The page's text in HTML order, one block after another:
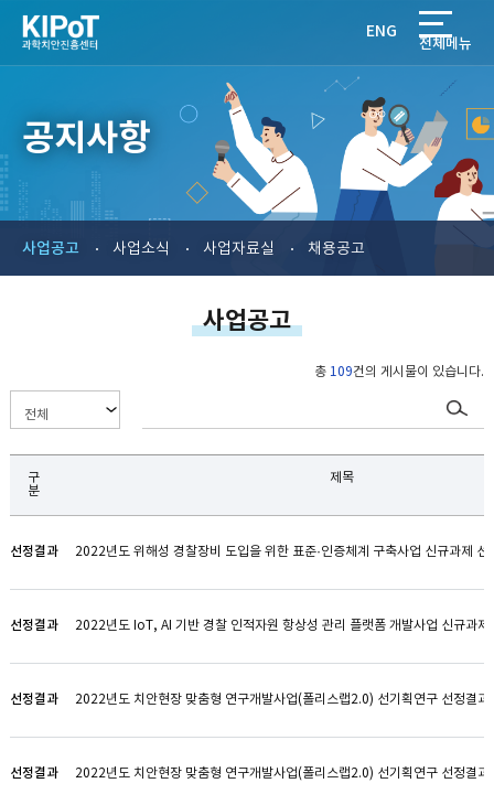
ENG
전체메뉴
공지사항
사업공고 사업소식 사업자료실 채용공고
사업공고
총109건의 게시물이 있습니다.
구
분
제목
선정결과
선정결과
선정결과 2022년도 치안현장 맞춤형 연구개발사업(폴리스랩2.0) 선기획연구 선정결과
선정결과 2022년도 치안현장 맞춤형 연구개발사업(폴리스랩2.0) 선기획연구 선정결과